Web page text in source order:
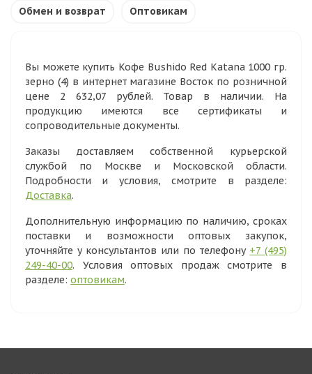
Обмен и возврат Оптовикам
Вы можете купить Кофе Bushido Red Katana 1000 гр.
зерно (4) в интернет магазине Восток по розничной
цене 2 632,07 рублей. Товар в наличии. На
продукцию имеются все сертификаты и
сопроводительные документы.
Заказы доставляем собственной курьерской
службой по Москве и Московской области.
Подробности и условия, смотрите в разделе:
Доставка.
Дополнительную информацию по наличию, сроках
поставки и возможности оптовых закупок,
уточняйте у консультантов или по телефону +7 (495)
249-40-00. Условия оптовых продаж смотрите в
разделе: оптовикам.